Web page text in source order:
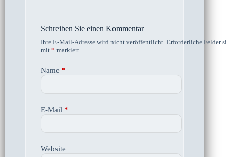
Schreiben Sie einen Kommentar
Ihre E-Mail-Adresse wird nicht veröffentlicht. Erforderliche Felder
mit * markiert
Name *
E-Mail *
Website